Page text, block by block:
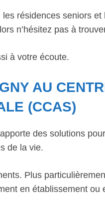
résidences seniors et
n’hésitez pas à
à votre écoute.
AU
(CCAS)
des solutions
de la vie.
Plus
en établissement ou